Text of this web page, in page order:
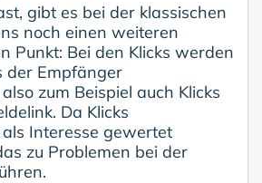
gibt es bei der klassischen
noch einen weiteren
Punkt: Bei den Klicks werden
der Empfänger
zum Beispiel auch Klicks
Da Klicks
Interesse gewertet
zu Problemen bei der